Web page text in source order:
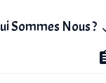
Sommes Nous ?